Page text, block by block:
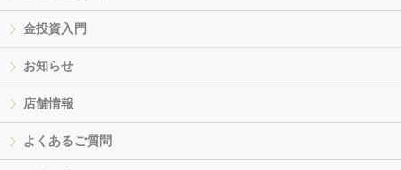
金投資入門
お知らせ
店舗情報
よくあるご質問